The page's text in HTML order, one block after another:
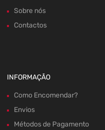
Sobre nós
Contactos
INFORMAÇÃO
Como Encomendar?
Envios
Métodos de Pagamento